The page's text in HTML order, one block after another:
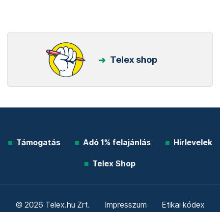
Telex shop
Támogatás Adó 1% felajánlás Hírlevelek
Telex Shop
© 2026 Telex.hu Zrt. Impresszum Etikai kódex